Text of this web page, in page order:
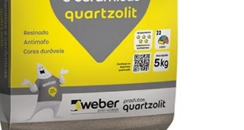
vaso sanitario caixa acoplada